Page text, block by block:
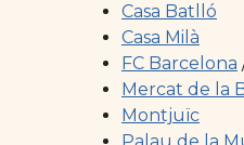
Casa Batlló
Casa Milà
FC Barcelona
Mercat de la
Montjuïc